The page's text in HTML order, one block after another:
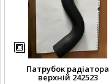
Патрубок радіатора
верхній 242523